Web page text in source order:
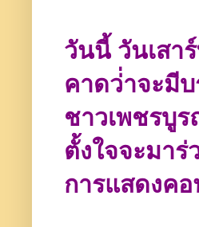
วันนี้ วันเสา
คาดว่่าจะมี
ชาวเพชรบู
ตั้งใจจะมา
การแสดงค